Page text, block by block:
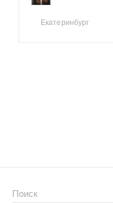
Екатеринбург